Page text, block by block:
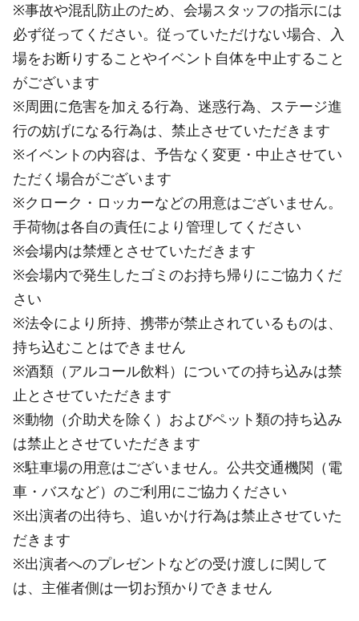
※事故や混乱防止のため、会場スタッフの指示には
必ず従ってください。従っていただけない場合、入
場をお断りすることやイベント自体を中止すること
がございます
※周囲に危害を加える行為、迷惑行為、ステージ進
行の妨げになる行為は、禁止させていただきます
※イベントの内容は、予告なく変更・中止させてい
ただく場合がございます
※クローク・ロッカーなどの用意はございません。
手荷物は各自の責任により管理してください
※会場内は禁煙とさせていただきます
※会場内で発生したゴミのお持ち帰りにご協力くだ
さい
※法令により所持、携帯が禁止されているものは、
持ち込むことはできません
※酒類（アルコール飲料）についての持ち込みは禁
止とさせていただきます
※動物（介助犬を除く）およびペット類の持ち込み
は禁止とさせていただきます
※駐車場の用意はございません。公共交通機関（電
車・バスなど）のご利用にご協力ください
※出演者の出待ち、追いかけ行為は禁止させていた
だきます
※出演者へのプレゼントなどの受け渡しに関して
は、主催者側は一切お預かりできません